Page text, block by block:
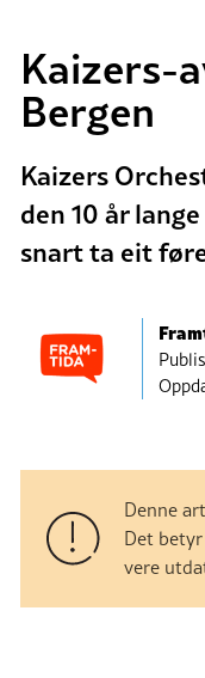
Kaizers-
Bergen
Kaizers
den 10 år
snart ta eit
Denne
Det
vere